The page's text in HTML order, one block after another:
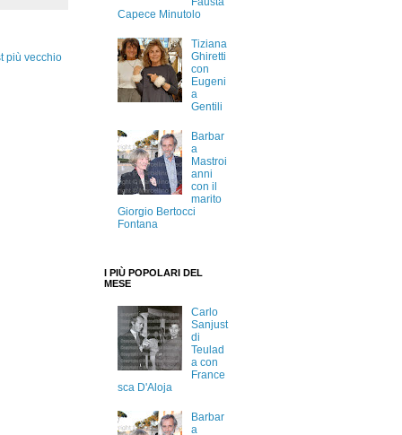
più vecchio
Capece Minutolo
Tiziana
Ghiretti
con
Eugeni
a
Gentili
Barbar
a
Mastroi
anni
con il
marito
Giorgio Bertocci
Fontana
I PIÙ POPOLARI DEL
MESE
Carlo
Sanjust
di
Teulad
a con
France
sca D'Aloja
Barbar
a